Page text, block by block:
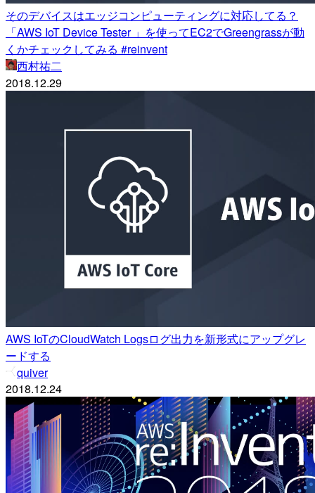
そのデバイスはエッジコンピューティングに対応してる？
「AWS IoT Device Tester 」を使ってEC2でGreengrassが動
くかチェックしてみる #reinvent
西村祐二
2018.12.29
AWS IoTのCloudWatch Logsログ出力を新形式にアップグレ
ードする
quiver
2018.12.24